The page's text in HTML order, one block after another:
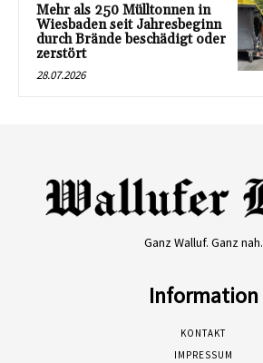
Mehr als 250 Mülltonnen in
Wiesbaden seit Jahresbeginn
durch Brände beschädigt oder
zerstört
28.07.2026
Ganz Walluf. Ganz nah.
Information
KONTAKT
IMPRESSUM